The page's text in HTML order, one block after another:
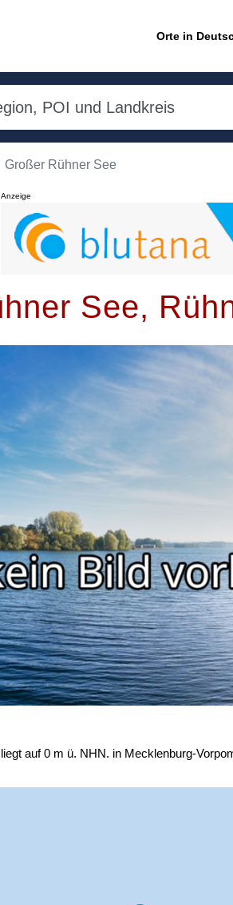
Orte in
Großer Rühner See
Anzeige
See,
auf 0 m ü. NHN. in Mecklenburg-